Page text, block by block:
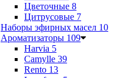
Цветочные 8
Цитрусовые 7
Наборы эфирных масел 10
Ароматизаторы 109
Harvia 5
Camylle 39
Rento 13